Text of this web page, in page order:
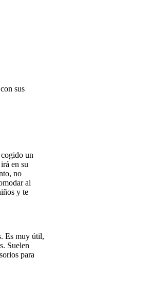
sus
un
en su
no
al
y te
Es muy útil,
Suelen
para